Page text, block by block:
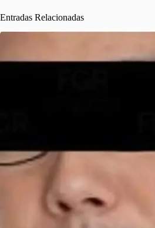
Entradas Relacionadas